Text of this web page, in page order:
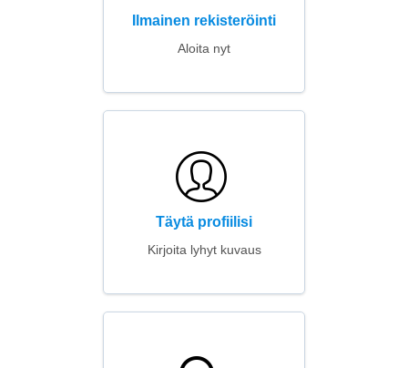
Ilmainen rekisteröinti
Aloita nyt
Täytä profiilisi
Kirjoita lyhyt kuvaus